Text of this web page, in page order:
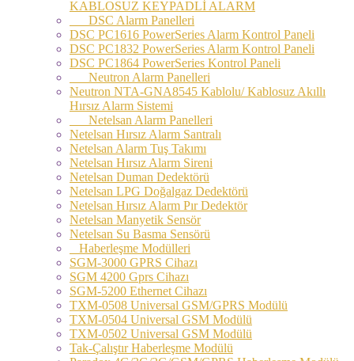
KABLOSUZ KEYPADLİ ALARM
DSC Alarm Panelleri
DSC PC1616 PowerSeries Alarm Kontrol Paneli
DSC PC1832 PowerSeries Alarm Kontrol Paneli
DSC PC1864 PowerSeries Kontrol Paneli
Neutron Alarm Panelleri
Neutron NTA-GNA8545 Kablolu/ Kablosuz Akıllı
Hırsız Alarm Sistemi
Netelsan Alarm Panelleri
Netelsan Hırsız Alarm Santralı
Netelsan Alarm Tuş Takımı
Netelsan Hırsız Alarm Sireni
Netelsan Duman Dedektörü
Netelsan LPG Doğalgaz Dedektörü
Netelsan Hırsız Alarm Pır Dedektör
Netelsan Manyetik Sensör
Netelsan Su Basma Sensörü
Haberleşme Modülleri
SGM-3000 GPRS Cihazı
SGM 4200 Gprs Cihazı
SGM-5200 Ethernet Cihazı
TXM-0508 Universal GSM/GPRS Modülü
TXM-0504 Universal GSM Modülü
TXM-0502 Universal GSM Modülü
Tak-Çalıştır Haberleşme Modülü